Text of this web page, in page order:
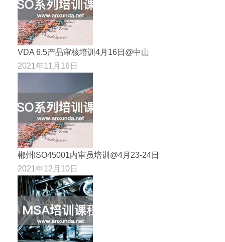
VDA 6.5产品审核培训4月16日@中山
2021年11月16日
郴州ISO45001内审员培训@4月23-24日
2021年12月10日